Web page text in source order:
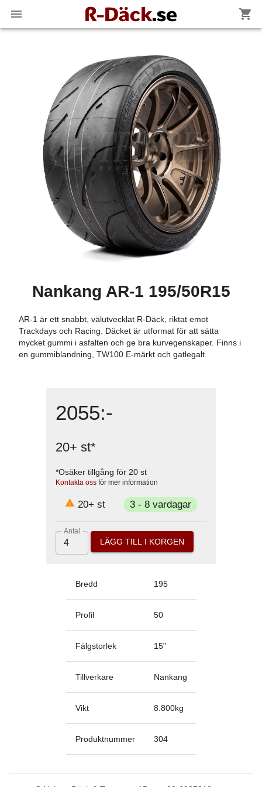
Nankang AR-1 195/50R15
AR-1 är ett snabbt, välutvecklat R-Däck, riktat emot
Trackdays och Racing. Däcket är utformat för att sätta
mycket gummi i asfalten och ge bra kurvegenskaper. Finns i
en gummiblandning, TW100 E-märkt och gatlegalt.
2055:-
20+ st*
*Osäker tillgång för 20 st
Kontakta oss för mer information
20+ st 3 - 8 vardagar
Antal
LÄGG TILL I KORGEN
Bredd 195
Profil 50
Fälgstorlek 15"
Tillverkare Nankang
Vikt 8.800kg
Produktnummer 304